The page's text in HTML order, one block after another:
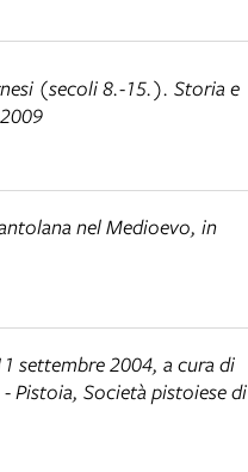
(secoli 8.-15.). Storia e
nel Medioevo, in
settembre 2004, a cura di
Pistoia, Società pistoiese di